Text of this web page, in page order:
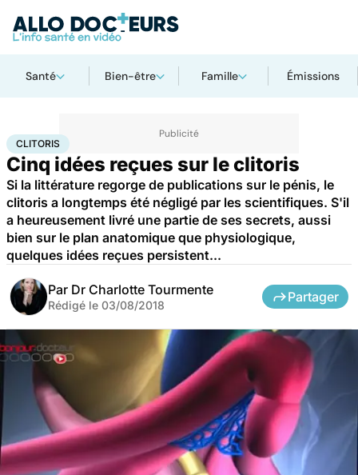
Santé Bien-être Famille Émissions
AccueilSanté
CLITORIS
Cinq idées reçues sur le clitoris
Si la littérature regorge de publications sur le pénis, le
clitoris a longtemps été négligé par les scientifiques. S'il
a heureusement livré une partie de ses secrets, aussi
bien sur le plan anatomique que physiologique,
quelques idées reçues persistent...
Par Dr Charlotte Tourmente
Rédigé le 03/08/2018
Partager